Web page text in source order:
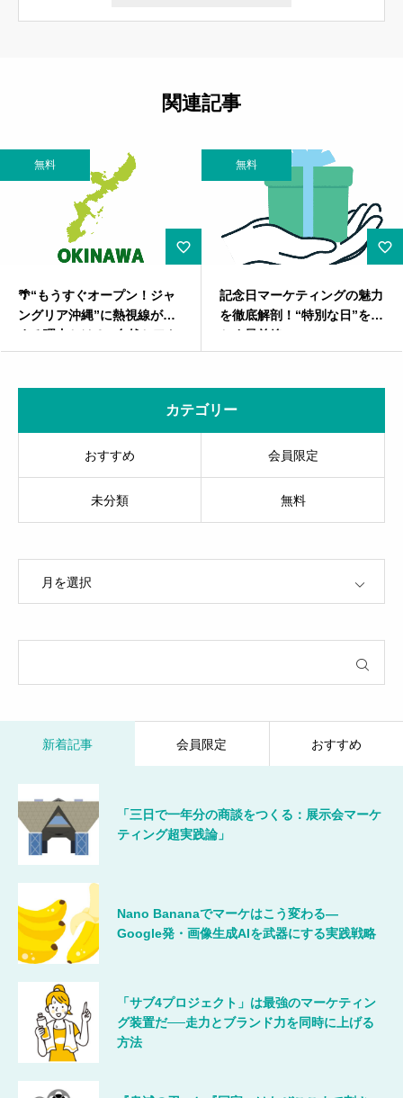
関連記事
新
記念日マーケティングの魅力
を徹底解剖！“特別な日”を活
かす最前線
無料
GU旋風の秘密 – なぜ私
はGUに夢中になるのか
のマーケティング戦略に
る！ユニクロとの差別化
カテゴリー
おすすめ 会員限定
未分類 無料
新着記事 会員限定 おすすめ
「三日で一年分の商談をつくる：展示会マーケ
ティング超実践論」
Nano Bananaでマーケはこう変わる―
Google発・画像生成AIを武器にする実践戦略
「サブ4プロジェクト」は最強のマーケティン
グ装置だ──走力とブランド力を同時に上げる
方法